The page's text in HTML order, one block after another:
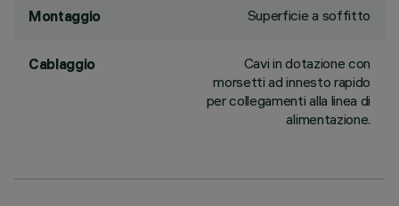
Montaggio Superficie a soffitto
Cablaggio
Cavi in dotazione con
morsetti ad innesto rapido
per collegamenti alla linea di
alimentazione.